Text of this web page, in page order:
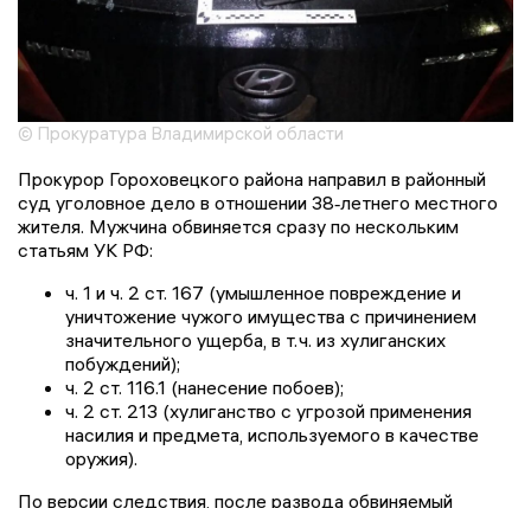
© Прокуратура Владимирской области
Прокурор Гороховецкого района направил в районный
суд уголовное дело в отношении 38‑летнего местного
жителя. Мужчина обвиняется сразу по нескольким
статьям УК РФ:
ч. 1 и ч. 2 ст. 167 (умышленное повреждение и
уничтожение чужого имущества с причинением
значительного ущерба, в т. ч. из хулиганских
побуждений);
ч. 2 ст. 116.1 (нанесение побоев);
ч. 2 ст. 213 (хулиганство с угрозой применения
насилия и предмета, используемого в качестве
оружия).
По версии следствия, после развода обвиняемый